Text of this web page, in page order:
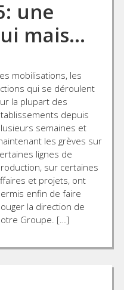
une
mais…
mobilisations, les
qui se déroulent
la plupart des
depuis
semaines et
les grèves sur
lignes de
sur certaines
et projets, ont
enfin de faire
la direction de
Groupe. […]